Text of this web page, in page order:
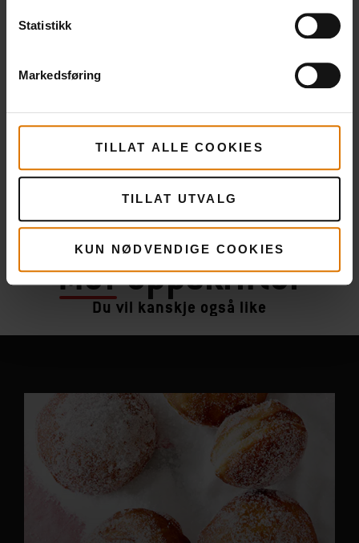
Statistikk
Markedsføring
TILLAT ALLE COOKIES
TILLAT UTVALG
KUN NØDVENDIGE COOKIES
Meroppskrifter
Du vil kanskje også like